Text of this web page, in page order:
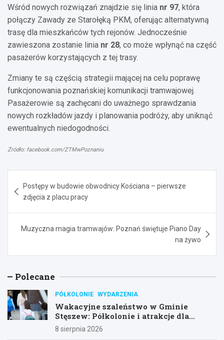
Wśród nowych rozwiązań znajdzie się linia nr 97, która
połączy Zawady ze Starołęką PKM, oferując alternatywną
trasę dla mieszkańców tych rejonów. Jednocześnie
zawieszona zostanie linia nr 28, co może wpłynąć na część
pasażerów korzystających z tej trasy.
Zmiany te są częścią strategii mającej na celu poprawę
funkcjonowania poznańskiej komunikacji tramwajowej.
Pasażerowie są zachęcani do uważnego sprawdzania
nowych rozkładów jazdy i planowania podróży, aby uniknąć
ewentualnych niedogodności.
Źródło: facebook.com/ZTMwPoznaniu
wpisu
Postępy w budowie obwodnicy Kościana – pierwsze
zdjęcia z placu pracy
Muzyczna magia tramwajów: Poznań świętuje Piano Day
na żywo
Polecane
PÓŁKOLONIE WYDARZENIA
Wakacyjne szaleństwo w Gminie
Stęszew: Półkolonie i atrakcje dla
dzieci!
8 sierpnia 2026